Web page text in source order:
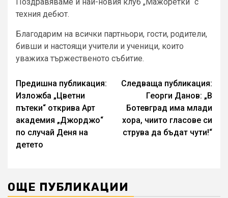
техния дебют.
Благодарим на всички партньори, гости, родители,
бивши и настоящи учители и ученици, които
уважиха тържественото събитие.
Continue
Reading
Предишна публикация:
Изложба „Цветни
пътеки“ открива Арт
академия „Джорджо“
по случай Деня на
детето
Следваща публикация:
Георги Данов: „В
Ботевград има млади
хора, чиито гласове си
струва да бъдат чути!“
ОЩЕ ПУБЛИКАЦИИ